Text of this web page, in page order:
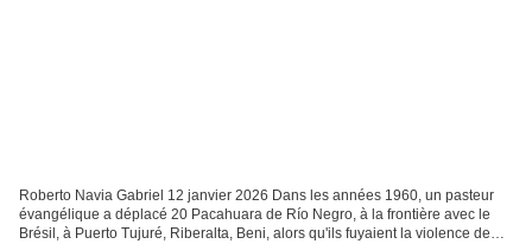
Roberto Navia Gabriel 12 janvier 2026 Dans les années 1960, un pasteur
évangélique a déplacé 20 Pacahuara de Río Negro, à la frontière avec le
Brésil, à Puerto Tujuré, Riberalta, Beni, alors qu'ils fuyaient la violence de